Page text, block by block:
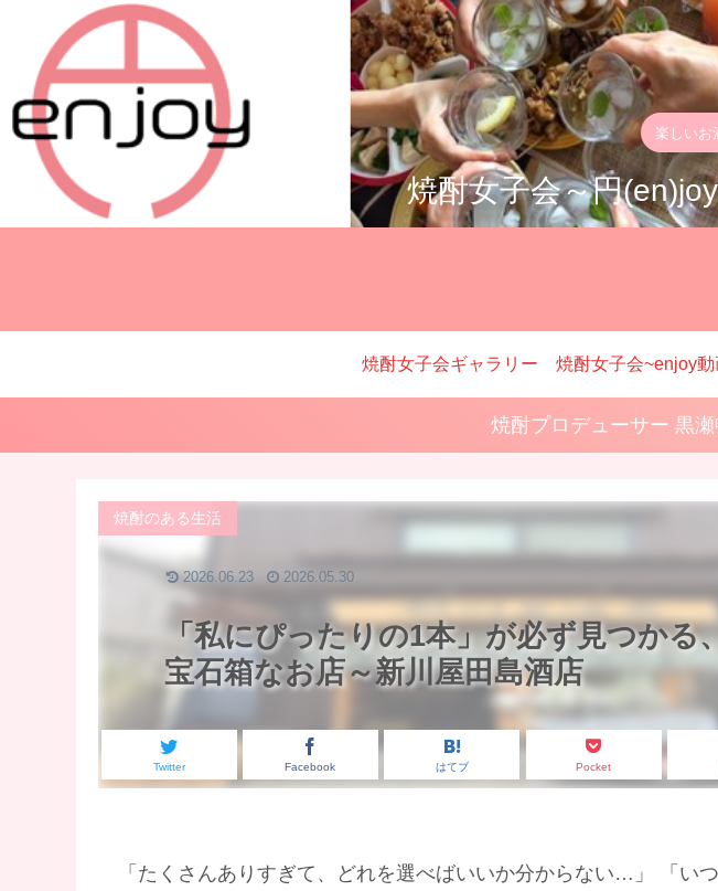
楽しい
焼酎女子会～円
焼酎女子会ギャラリー 焼酎女子会~enjoy動
焼酎プロデューサー 黒
「私にぴったりの1本」が必ず見つかる
宝石箱なお店～新川屋田島酒店
焼酎のある生活
Twitter Facebook はてブ Pocket
2026.06.23 2026.05.30
「たくさんありすぎて、どれを選べばいいか分からない…」 「い